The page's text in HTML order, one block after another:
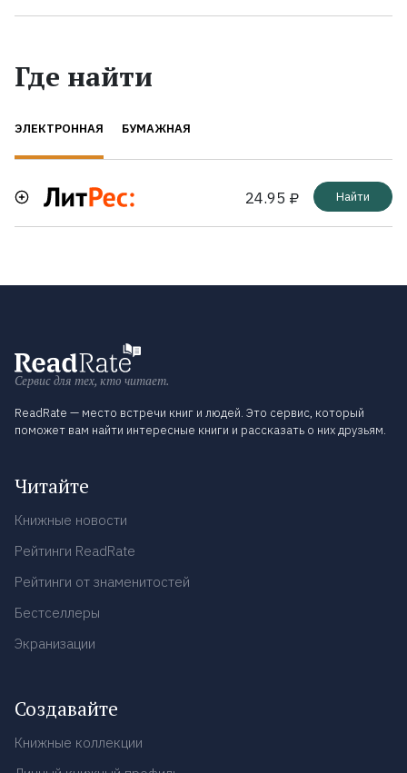
Где найти
ЭЛЕКТРОННАЯ БУМАЖНАЯ
24.95 ₽ Найти
Сервис для тех, кто читает.
ReadRate — место встречи книг и людей. Это сервис, который
поможет вам найти интересные книги и рассказать о них друзьям.
Читайте
Книжные новости
Рейтинги ReadRate
Рейтинги от знаменитостей
Бестселлеры
Экранизации
Создавайте
Книжные коллекции